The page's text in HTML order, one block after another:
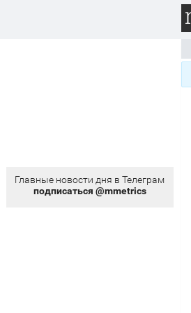
Главные новости дня в Телеграм
подписаться @mmetrics